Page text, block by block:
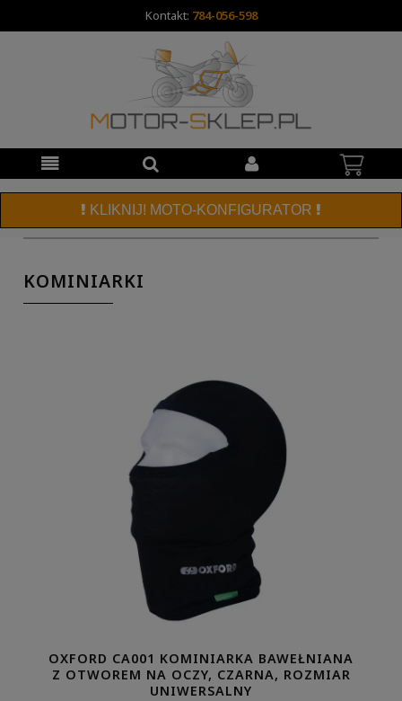
Kontakt: 784-056-598
KLIKNIJ! MOTO-KONFIGURATOR
KOMINIARKI
OXFORD CA001 KOMINIARKA BAWEŁNIANA
Z OTWOREM NA OCZY, CZARNA, ROZMIAR
UNIWERSALNY